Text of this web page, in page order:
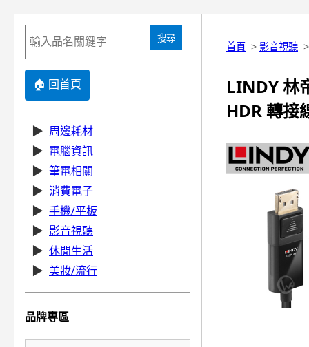
搜尋
🏠 回首頁
▶ 周邊耗材
▶ 電腦資訊
▶ 筆電相關
▶ 消費電子
▶ 手機/平板
▶ 影音視聽
▶ 休閒生活
▶ 美妝/流行
品牌專區
首頁 > 影音視聽
LINDY 林
HDR 轉接